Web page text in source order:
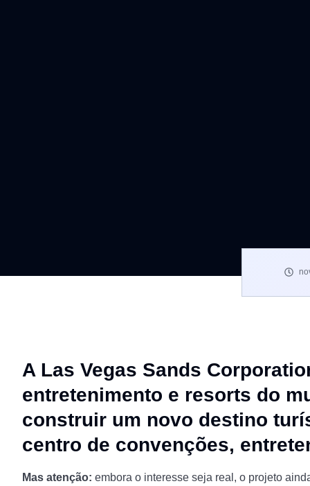
A Las Vegas Sands
entretenimento e resorts do
construir um novo destino
centro de convenções,
Mas atenção: embora o interesse seja real, o projeto